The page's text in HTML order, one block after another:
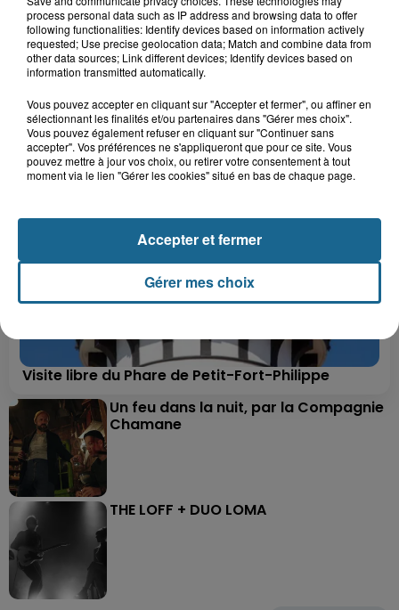
Visite libre du Phare de Petit-Fort-Philippe
Un feu dans la nuit, par la Compagnie
Chamane
THE LOFF + DUO LOMA
process personal data such as IP address and browsing data to offer
following functionalities: Identify devices based on information actively
requested; Use precise geolocation data; Match and combine data from
other data sources; Link different devices; Identify devices based on
information transmitted automatically.
Vous pouvez accepter en cliquant sur "Accepter et fermer", ou affiner en
sélectionnant les finalités et/ou partenaires dans "Gérer mes choix".
Vous pouvez également refuser en cliquant sur "Continuer sans
accepter". Vos préférences ne s'appliqueront que pour ce site. Vous
pouvez mettre à jour vos choix, ou retirer votre consentement à tout
moment via le lien "Gérer les cookies" situé en bas de chaque page.
Gérer mes choix
Accepter et fermer